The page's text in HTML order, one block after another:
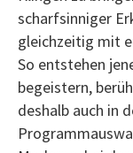
scharfsinniger
gleichzeitig mit
So entstehen
begeistern,
deshalb auch in